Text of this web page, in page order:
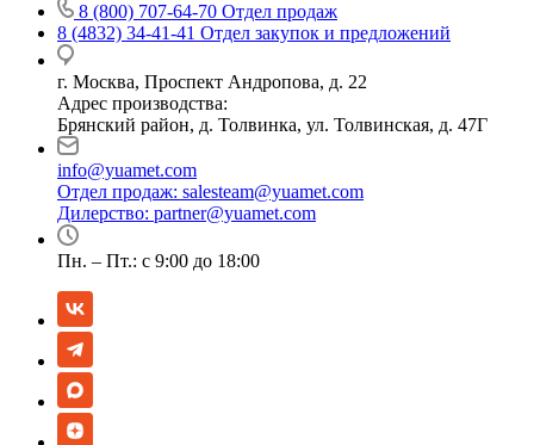
8 (800) 707-64-70 Отдел продаж
8 (4832) 34-41-41 Отдел закупок и предложений
г. Москва, Проспект Андропова, д. 22
Адрес производства:
Брянский район, д. Толвинка, ул. Толвинская, д. 47Г
info@yuamet.com
Отдел продаж: salesteam@yuamet.com
Дилерство: partner@yuamet.com
Пн. – Пт.: с 9:00 до 18:00